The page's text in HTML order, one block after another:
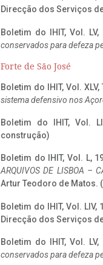
Direcção dos Serviços
Boletim do IHIT, Vol. LV,
conservados para defeza
Forte de São José
Boletim do IHIT, Vol.
sistema defensivo nos
Boletim do IHIT, Vol.
construção)
Boletim do IHIT, Vol. L,
ARQUIVOS DE LISBOA –
Artur Teodoro de Matos.
Boletim do IHIT, Vol. LIV,
Direcção dos Serviços
Boletim do IHIT, Vol. LV,
conservados para defeza